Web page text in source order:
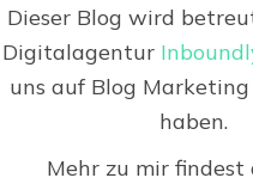
Dieser Blog wird
Digitalagentur
uns auf Blog
haben.
Mehr zu mir